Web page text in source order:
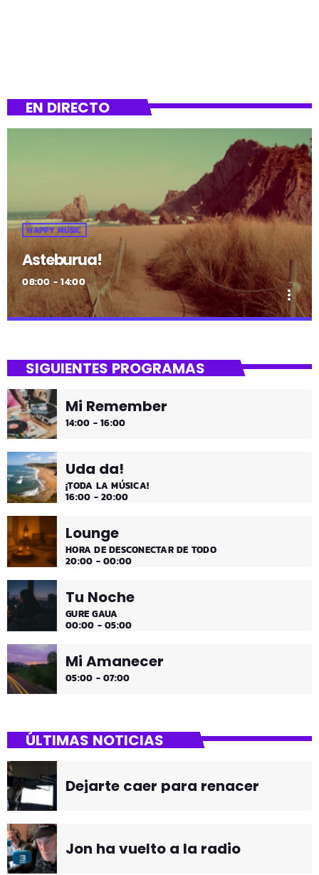
EN DIRECTO
HAPPY MUSIC
Asteburua!
08:00 - 14:00
more_vert
¡Es fin de semana!
¡Música y más música los fines de semana!
SIGUIENTES PROGRAMAS
Mi Remember
14:00 - 16:00
Uda da!
¡TODA LA MÚSICA!
16:00 - 20:00
Lounge
HORA DE DESCONECTAR DE TODO
20:00 - 00:00
Tu Noche
GURE GAUA
00:00 - 05:00
Mi Amanecer
05:00 - 07:00
ÚLTIMAS NOTICIAS
Dejarte caer para renacer
Jon ha vuelto a la radio